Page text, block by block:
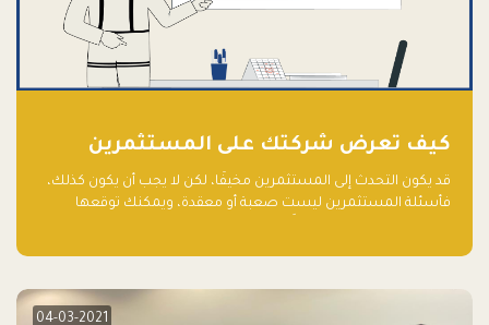
كيف تعرض شركتك على المستثمرين
قد يكون التحدث إلى المستثمرين مخيفًا، لكن لا يجب أن يكون كذلك،
فأسئلة المستثمرين ليست صعبة أو معقدة، ويمكنك توقعها
04-03-2021